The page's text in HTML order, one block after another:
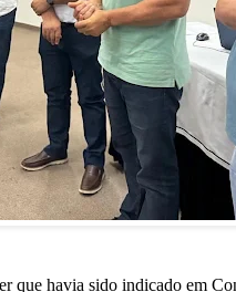
que havia sido indicado em